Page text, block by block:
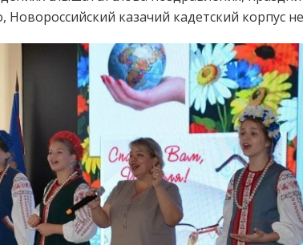
казачий кадетский корпус